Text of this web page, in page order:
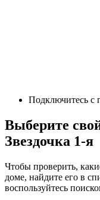
Подключитесь с
Выберите
Звездочка 1-я
Чтобы проверить,
доме, найдите его в
воспользуйтесь